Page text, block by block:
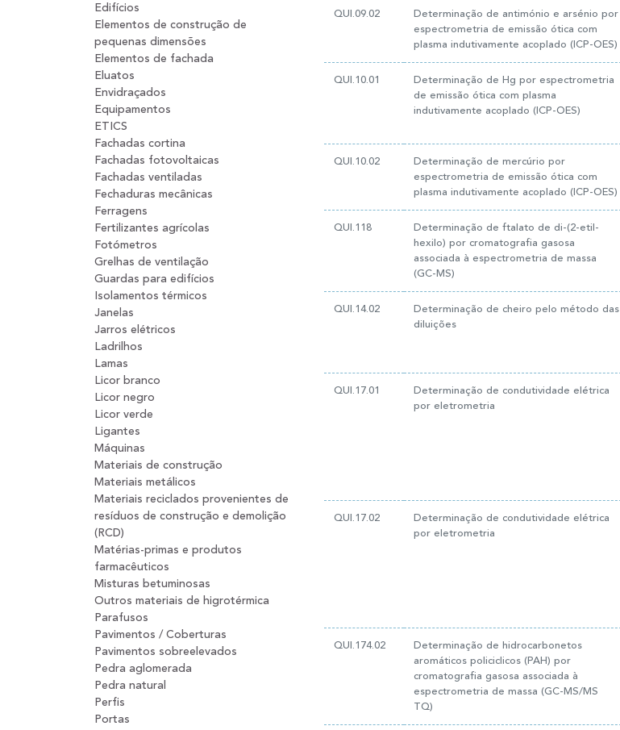
Edifícios
Elementos de construção de
pequenas dimensões
Elementos de fachada
Eluatos
Envidraçados
Equipamentos
ETICS
Fachadas cortina
Fachadas fotovoltaicas
Fachadas ventiladas
Fechaduras mecânicas
Ferragens
Fertilizantes agrícolas
Fotómetros
Grelhas de ventilação
Guardas para edifícios
Isolamentos térmicos
Janelas
Jarros elétricos
Ladrilhos
Lamas
Licor branco
Licor negro
Licor verde
Ligantes
Máquinas
Materiais de construção
Materiais metálicos
Materiais reciclados provenientes de
resíduos de construção e demolição
(RCD)
Matérias-primas e produtos
farmacêuticos
Misturas betuminosas
Outros materiais de higrotérmica
Parafusos
Pavimentos / Coberturas
Pavimentos sobreelevados
Pedra aglomerada
Pedra natural
Perfis
Portas
QUI.09.02
Determinação de antimónio e arsénio por
espectrometria de emissão ótica com
plasma indutivamente acoplado (ICP-OES)
QUI.10.01
Determinação de Hg por espectrometria
de emissão ótica com plasma
indutivamente acoplado (ICP-OES)
QUI.10.02
Determinação de mercúrio por
espectrometria de emissão ótica com
plasma indutivamente acoplado (ICP-OES)
QUI.118
Determinação de ftalato de di-(2-etil-
hexilo) por cromatografia gasosa
associada à espectrometria de massa
(GC-MS)
QUI.14.02
Determinação de cheiro pelo método das
diluições
QUI.17.01
Determinação de condutividade elétrica
por eletrometria
QUI.17.02
Determinação de condutividade elétrica
por eletrometria
QUI.174.02
Determinação de hidrocarbonetos
aromáticos policiclicos (PAH) por
cromatografia gasosa associada à
espectrometria de massa (GC-MS/MS
TQ)